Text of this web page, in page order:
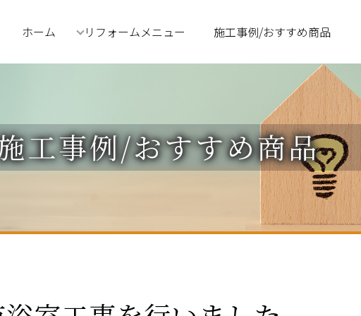
ホーム リフォームメニュー 施工事例/おすすめ商品
工事例/おすすめ商品